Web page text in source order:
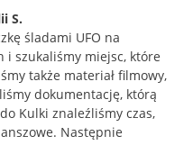
S.
śladami UFO na
i szukaliśmy miejsc, które
także materiał filmowy,
dokumentację, którą
Kulki znaleźliśmy czas,
Następnie